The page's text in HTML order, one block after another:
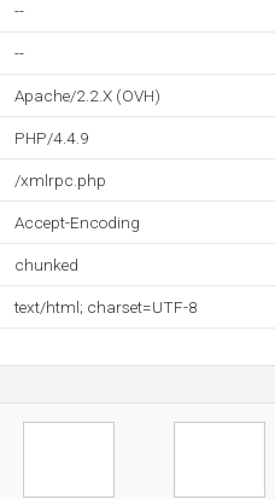
--
--
Apache/2.2.X (OVH)
PHP/4.4.9
/xmlrpc.php
Accept-Encoding
chunked
text/html; charset=UTF-8